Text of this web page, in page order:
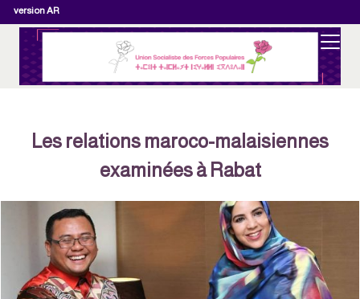
version AR
Les relations maroco-malaisiennes
examinées à Rabat